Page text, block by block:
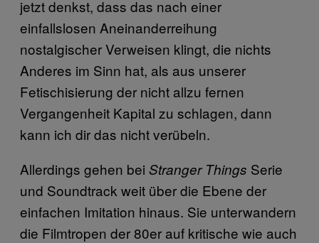
jetzt denkst, dass das nach einer
einfallslosen Aneinanderreihung
nostalgischer Verweisen klingt, die nichts
Anderes im Sinn hat, als aus unserer
Fetischisierung der nicht allzu fernen
Vergangenheit Kapital zu schlagen, dann
kann ich dir das nicht verübeln.
Allerdings gehen bei Stranger Things Serie
und Soundtrack weit über die Ebene der
einfachen Imitation hinaus. Sie unterwandern
die Filmtropen der 80er auf kritische wie auch